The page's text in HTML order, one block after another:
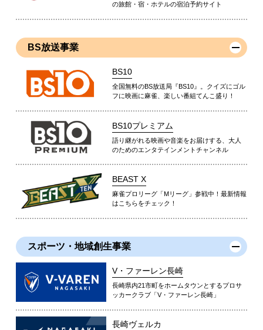
の旅館・宿・ホテルの宿泊予約サイト
BS放送事業
BS10
全国無料のBS放送局『BS10』。クイズにゴル
フに映画に麻雀、楽しい番組てんこ盛り！
BS10プレミアム
語り継がれる映画や音楽をお届けする、大人
のためのエンタテインメントチャンネル
BEAST X
麻雀プロリーグ「Mリーグ」参戦中！最新情報
はこちらをチェック！
スポーツ・地域創生事業
V・ファーレン長崎
長崎県内21市町をホームタウンとするプロサ
ッカークラブ「V・ファーレン長崎」
長崎ヴェルカ